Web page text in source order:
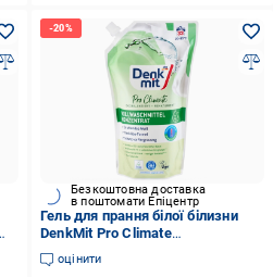
Безкоштовна доставка
в поштомати Епіцентр
Гель для прання білої білизни
DenkMit Pro Climate
концентрований 1 л 33 прання
(EPI-15102025-717)
оцінити